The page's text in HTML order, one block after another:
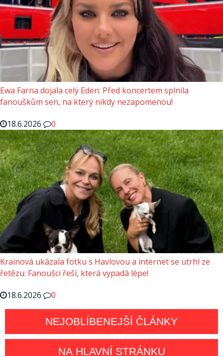
Ewa Farna dojala celý Eden: Před koncertem splnila
fanouškům sen, na který nikdy nezapomenou!
18.6.2026
0
Krainová ukázala fotku s Havlovou a internet se utrhl ze
řetězu: Fanoušci řeší, která vypadá lépe!
18.6.2026
0
NEJOBLÍBENEJŠÍ ČLÁNKY
NA HLAVNÍ STRÁNKU